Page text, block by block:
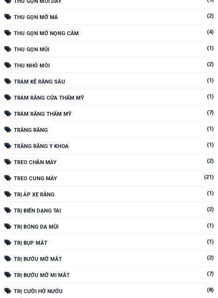
THU GỌN MỠ MÁ (2)
THU GỌN MỠ NỌNG CẰM (4)
THU GỌN MŨI (1)
THU NHỎ MÔI (2)
TRÁM KẺ RĂNG SÂU (1)
TRÁM RĂNG CỬA THẨM MỸ (1)
TRÁM RĂNG THẨM MỸ (7)
TRẮNG RĂNG (1)
TRẮNG RĂNG Y KHOA (1)
TREO CHÂN MÀY (2)
TREO CUNG MÀY (21)
TRỊ ÁP XE RĂNG (1)
TRỊ BIẾN DẠNG TAI (2)
TRỊ BÓNG DA MŨI (1)
TRỊ BỤP MẮT (1)
TRỊ BƯỚU MỠ MẮT (2)
TRỊ BƯỚU MỠ MI MẮT (7)
TRỊ CƯỜI HỞ NƯỚU (8)